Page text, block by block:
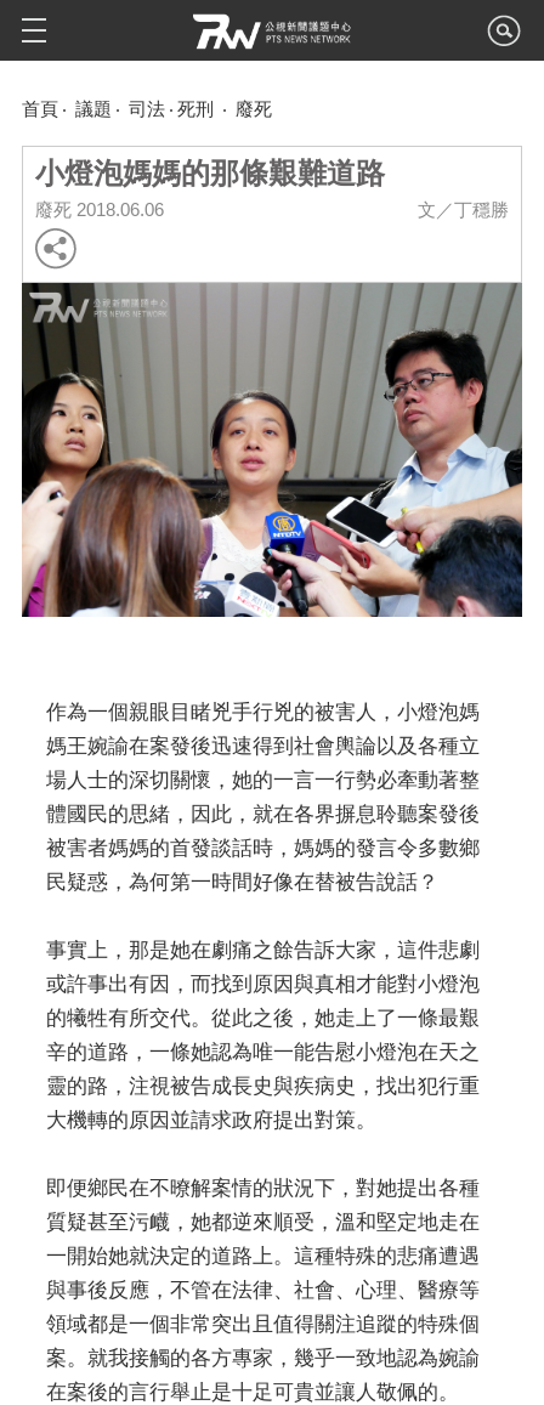
首頁 議題 司法 死刑 廢死
小燈泡媽媽的那條艱難道路
廢死 2018.06.06 文／丁穩勝
作為一個親眼目睹兇手行兇的被害人，小燈泡媽
媽王婉諭在案發後迅速得到社會輿論以及各種立
場人士的深切關懷，她的一言一行勢必牽動著整
體國民的思緒，因此，就在各界摒息聆聽案發後
被害者媽媽的首發談話時，媽媽的發言令多數鄉
民疑惑，為何第一時間好像在替被告說話？
事實上，那是她在劇痛之餘告訴大家，這件悲劇
或許事出有因，而找到原因與真相才能對小燈泡
的犧牲有所交代。從此之後，她走上了一條最艱
辛的道路，一條她認為唯一能告慰小燈泡在天之
靈的路，注視被告成長史與疾病史，找出犯行重
大機轉的原因並請求政府提出對策。
即便鄉民在不暸解案情的狀況下，對她提出各種
質疑甚至污衊，她都逆來順受，溫和堅定地走在
一開始她就決定的道路上。這種特殊的悲痛遭遇
與事後反應，不管在法律、社會、心理、醫療等
領域都是一個非常突出且值得關注追蹤的特殊個
案。就我接觸的各方專家，幾乎一致地認為婉諭
在案後的言行舉止是十足可貴並讓人敬佩的。